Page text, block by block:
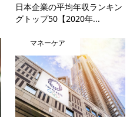
日本企業の平均年収ランキン
グトップ50【2020年...
マネーケア